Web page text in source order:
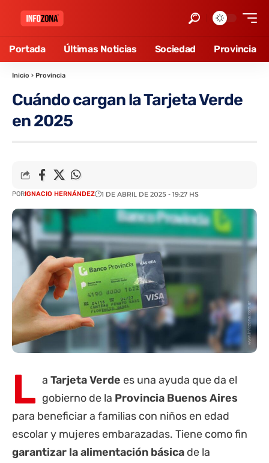
Portada Últimas Noticias Sociedad Provincia
Inicio › Provincia
Cuándo cargan la Tarjeta Verde
en 2025
PORIGNACIO HERNÁNDEZ 1 DE ABRIL DE 2025 - 19:27 HS
L a TarjetaVerde es una ayuda que da el
gobierno de la Provincia Buenos Aires
para beneficiar a familias con niños en edad
escolar y mujeres embarazadas. Tiene como fin
garantizar la alimentación básica de la